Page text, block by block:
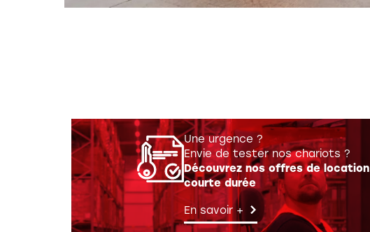
Une urgence ?
Envie de tester nos chariots ?
Découvrez nos offres de location
courte durée
En savoir +